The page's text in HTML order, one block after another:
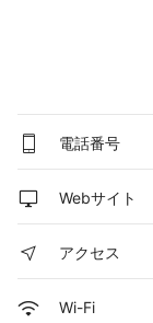
電話番号
Webサイト
アクセス
Wi-Fi